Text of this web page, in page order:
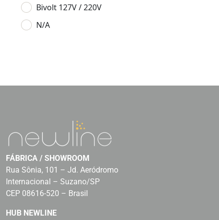
Bivolt 127V / 220V
N/A
FÁBRICA / SHOWROOM
Rua Sônia, 101 – Jd. Aeródromo
Internacional – Suzano/SP
CEP 08616-520 – Brasil
HUB NEWLINE